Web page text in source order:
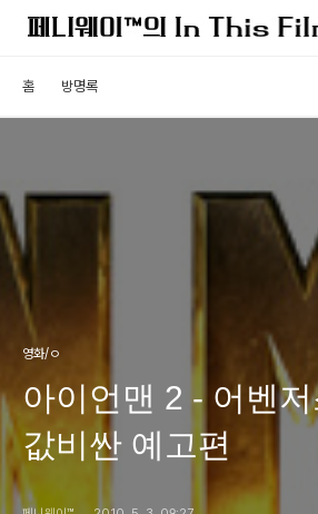
홈 방명록
영화/ㅇ
아이언맨 2 - 어벤
값비싼 예고편